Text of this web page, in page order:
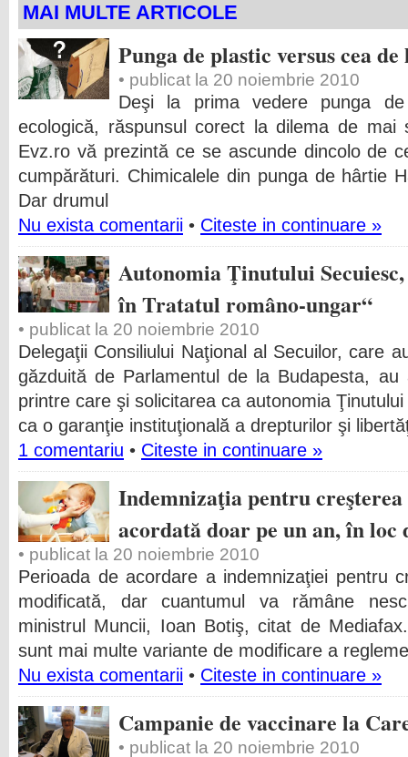
MAI MULTE ARTICOLE
Punga de plastic versus cea
• publicat la 20 noiembrie 2010
Deşi la prima vedere punga
ecologică, răspunsul corect la dilema de
Evz.ro vă prezintă ce se ascunde dincolo de
cumpărături. Chimicalele din punga de hârtie
Dar drumul
Nu exista comentarii • Citeste in continuare »
Autonomia Ţinutului
în Tratatul româno-ungar“
• publicat la 20 noiembrie 2010
Delegaţii Consiliului Naţional al Secuilor, care
găzduită de Parlamentul de la Budapesta,
printre care şi solicitarea ca autonomia
ca o garanţie instituţională a drepturilor şi
1 comentariu • Citeste in continuare »
Indemnizaţia pentru
acordată doar pe un an, în loc
• publicat la 20 noiembrie 2010
Perioada de acordare a indemnizaţiei pentru
modificată, dar cuantumul va rămâne
ministrul Muncii, Ioan Botiş, citat de
sunt mai multe variante de modificare a
Nu exista comentarii • Citeste in continuare »
Campanie de vaccinare la
• publicat la 20 noiembrie 2010